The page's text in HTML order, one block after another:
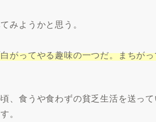
みようかと思う。
がってやる趣味の一つだ。まちが
、食うや食わずの貧乏生活を送っ
。